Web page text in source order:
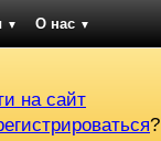
▼ О нас ▼
на сайт
?